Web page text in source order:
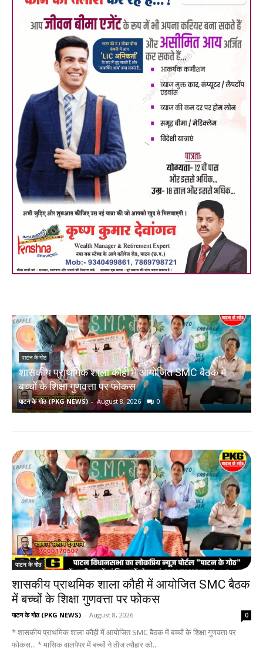
पाटन के गोठ
शासकीय प्राथमिक शाला कौही में आयोजित SMC बैठक में
बच्चों के शिक्षा गुणवत्ता पर फोकस
पाटन के गोठ (PKG NEWS) - August 8, 2026 0
पाटन के गोठ
शासकीय प्राथमिक शाला कौही में आयोजित SMC बैठक
में बच्चों के शिक्षा गुणवत्ता पर फोकस
पाटन के गोठ (PKG NEWS) - August 8, 2026 0
* शासकीय प्राथमिक शाला कौही में आयोजित SMC बैठक में बच्चों के शिक्षा गुणवत्ता पर
फोकस... * मासिक वालपेपर में बच्चों ने तीज त्यौहार को...